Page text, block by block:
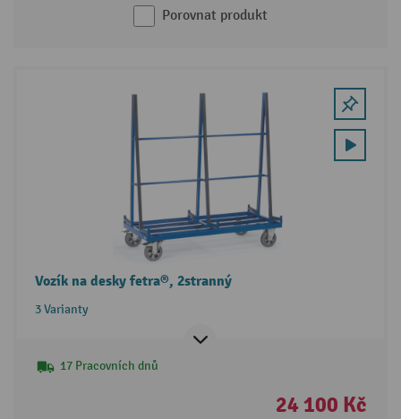
Porovnat produkt
Vozík na desky fetra®, 2stranný
3 Varianty
17 Pracovních dnů
24 100 Kč